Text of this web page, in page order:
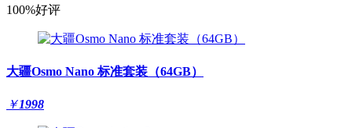
100%好评
大疆Osmo Nano 标准套装（64GB）
￥1998